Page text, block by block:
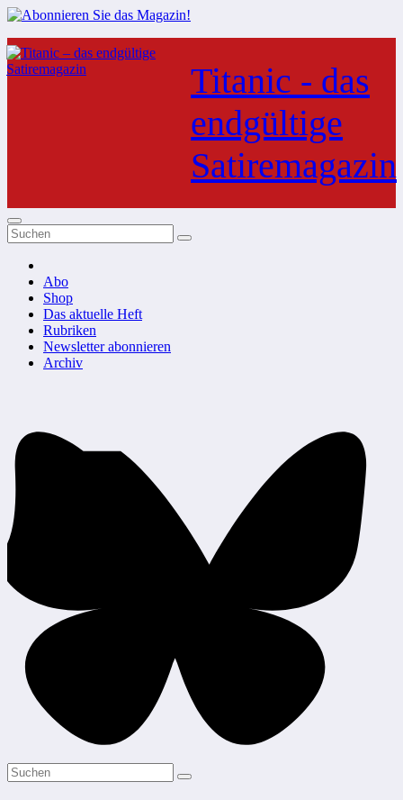
Zum
Inhalt
springen
Titanic - das
endgültige
Satiremagazin
Abo
Shop
Das aktuelle Heft
Rubriken
Newsletter abonnieren
Archiv